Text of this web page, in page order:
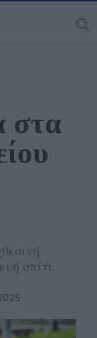
στα
σπίτι